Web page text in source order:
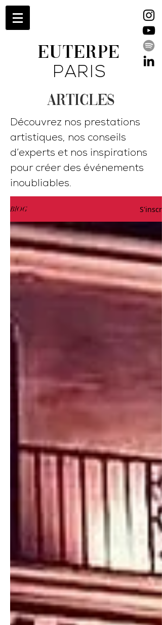
EUTERPE
PARIS
ARTICLES
Découvrez nos prestations
artistiques, nos conseils
d’experts et nos inspirations
pour créer des événements
inoubliables.
BlOG